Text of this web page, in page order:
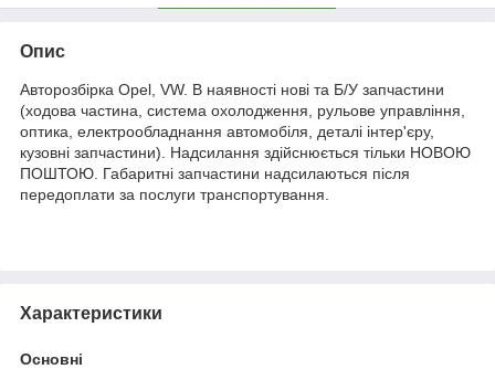
Опис
Авторозбірка Opel, VW. В наявності нові та Б/У запчастини
(ходова частина, система охолодження, рульове управління,
оптика, електрообладнання автомобіля, деталі інтер'єру,
кузовні запчастини). Надсилання здійснюється тільки НОВОЮ
ПОШТОЮ. Габаритні запчастини надсилаються після
передоплати за послуги транспортування.
Характеристики
Основні